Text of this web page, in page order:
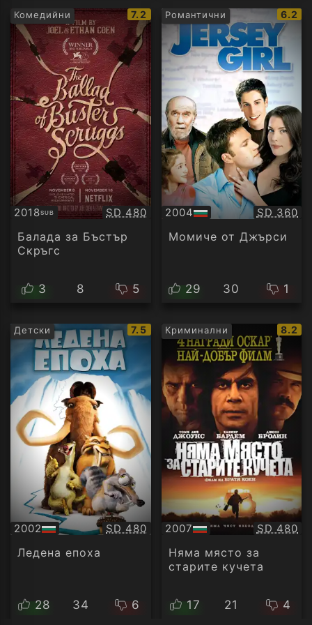
Комедийни
IMDb
рейтинг:
7.2
2018SUB
Субтитри Качество:
SD 480
Балада за Бъстър
Скръгс
3 8 5
Романтични
IMDb
6.2
2004
БГ
аудио
SD 360
Момиче от Джърси
29 30 1
Детски
IMDb
рейтинг:
7.5
2002
БГ
аудио
Качество:
SD 480
Ледена епоха
28 34 6
Криминални
IMDb
8.2
2007
БГ
аудио
SD 480
Няма място за
старите кучета
17 21 4